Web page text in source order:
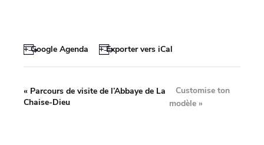
+ Google Agenda + Exporter vers iCal
« Parcours de visite de l’Abbaye de La
Chaise-Dieu
Customise ton
modèle»